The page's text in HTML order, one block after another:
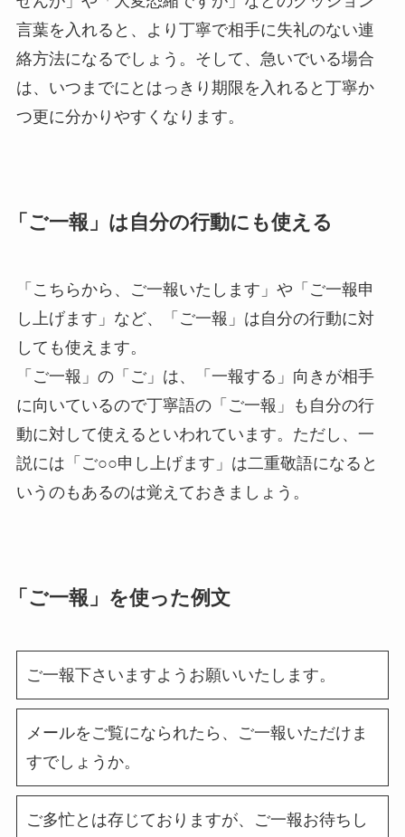
言葉を入れると、より丁寧で相手に失礼のない連
絡方法になるでしょう。そして、急いでいる場合
は、いつまでにとはっきり期限を入れると丁寧か
つ更に分かりやすくなります。
「ご一報」は自分の行動にも使える
「こちらから、ご一報いたします」や「ご一報申
し上げます」など、「ご一報」は自分の行動に対
しても使えます。
「ご一報」の「ご」は、「一報する」向きが相手
に向いているので丁寧語の「ご一報」も自分の行
動に対して使えるといわれています。ただし、一
説には「ご○○申し上げます」は二重敬語になると
いうのもあるのは覚えておきましょう。
「ご一報」を使った例文
ご一報下さいますようお願いいたします。
メールをご覧になられたら、ご一報いただけま
すでしょうか。
ご多忙とは存じておりますが、ご一報お待ちし